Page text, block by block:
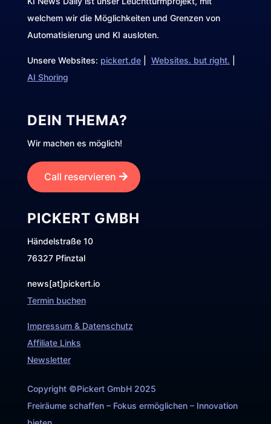
welchem wir die Möglichkeiten und Grenzen von
Automatisierung und KI ausloten.
Unsere Websites: pickert.de| Websites. but right.
AI Shoring
DEIN THEMA?
Wir machen es möglich!
Call reservieren
PICKERT GMBH
Händelstraße 10
76327 Pfinztal
news[at]pickert.io
Termin buchen
Impressum & Datenschutz
Affiliate Links
Newsletter
Copyright ©Pickert GmbH 2025
Freiräume schaffen – Fokus ermöglichen – Innovation